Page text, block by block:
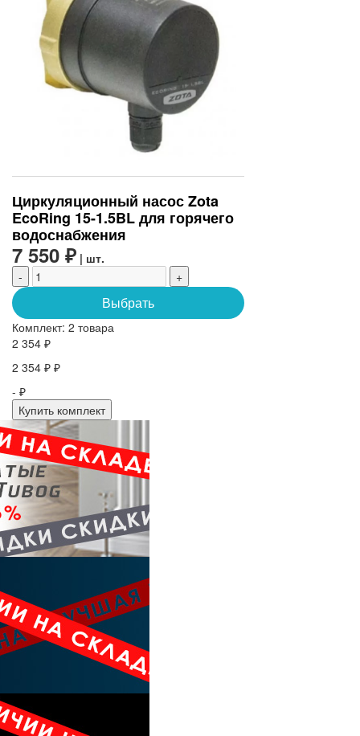
Циркуляционный насос Zota
EcoRing 15-1.5BL для горячего
водоснабжения
7 550 ₽ | шт.
-
+
Выбрать
Комплект: 2 товара
2 354 ₽
2 354 ₽ ₽
- ₽
Купить комплект